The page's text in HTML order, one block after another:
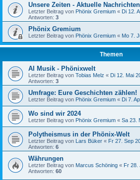
Unsere Zeiten - Aktuelle
Letzter Beitrag von Phönix Gremium « Di 12.
Antworten: 3
Phönix Gremium
Letzter Beitrag von Phönix Gremium « Mo 7.
Themen
AI Musik - Phönixwelt
Letzter Beitrag von Tobias Melz « Di 12. Mai
Antworten: 3
Umfrage: Eure Geschichten zählen!
Letzter Beitrag von Phönix Gremium « Di 7.
Wo sind wir 2024
Letzter Beitrag von Phönix Gremium « Sa 23.
Polytheismus in der Phönix-Welt
Letzter Beitrag von Lars Büker « Fr 27. Sep
Antworten: 6
Währungen
Letzter Beitrag von Marcus Schöning « Fr 28.
Antworten: 60